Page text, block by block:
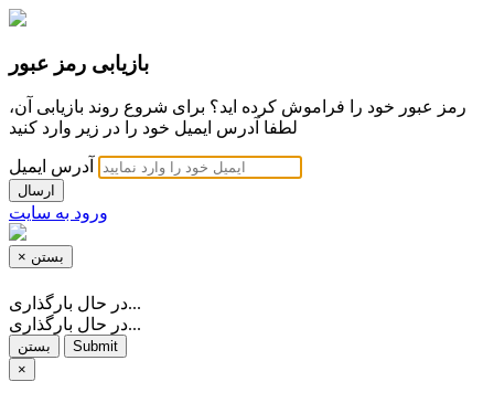
بازیابی رمز عبور
رمز عبور خود را فراموش کرده اید؟ برای شروع روند بازیابی آن،
لطفا آدرس ایمیل خود را در زیر وارد کنید
آدرس ایمیل
ارسال
ورود به سایت
× بستن
در حال بارگذاری...
در حال بارگذاری...
بستن
Submit
×